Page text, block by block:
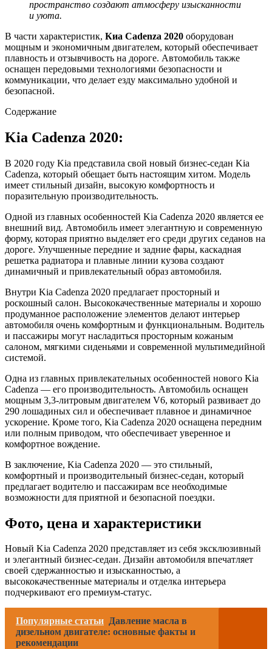
пространство создают атмосферу изысканности
и уюта.
В части характеристик, Киа Cadenza 2020 оборудован
мощным и экономичным двигателем, который обеспечивает
плавность и отзывчивость на дороге. Автомобиль также
оснащен передовыми технологиями безопасности и
коммуникации, что делает езду максимально удобной и
безопасной.
Содержание
Kia Cadenza 2020:
В 2020 году Kia представила свой новый бизнес-седан Kia
Cadenza, который обещает быть настоящим хитом. Модель
имеет стильный дизайн, высокую комфортность и
поразительную производительность.
Одной из главных особенностей Kia Cadenza 2020 является ее
внешний вид. Автомобиль имеет элегантную и современную
форму, которая приятно выделяет его среди других седанов на
дороге. Улучшенные передние и задние фары, каскадная
решетка радиатора и плавные линии кузова создают
динамичный и привлекательный образ автомобиля.
Внутри Kia Cadenza 2020 предлагает просторный и
роскошный салон. Высококачественные материалы и хорошо
продуманное расположение элементов делают интерьер
автомобиля очень комфортным и функциональным. Водитель
и пассажиры могут насладиться просторным кожаным
салоном, мягкими сиденьями и современной мультимедийной
системой.
Одна из главных привлекательных особенностей нового Kia
Cadenza — его производительность. Автомобиль оснащен
мощным 3,3-литровым двигателем V6, который развивает до
290 лошадиных сил и обеспечивает плавное и динамичное
ускорение. Кроме того, Kia Cadenza 2020 оснащена передним
или полным приводом, что обеспечивает уверенное и
комфортное вождение.
В заключение, Kia Cadenza 2020 — это стильный,
комфортный и производительный бизнес-седан, который
предлагает водителю и пассажирам все необходимые
возможности для приятной и безопасной поездки.
Фото, цена и характеристики
Новый Kia Cadenza 2020 представляет из себя эксклюзивный
и элегантный бизнес-седан. Дизайн автомобиля впечатляет
своей сдержанностью и изысканностью, а
высококачественные материалы и отделка интерьера
подчеркивают его премиум-статус.
Популярные статьи Давление масла в
дизельном двигателе: основные факты и
рекомендации